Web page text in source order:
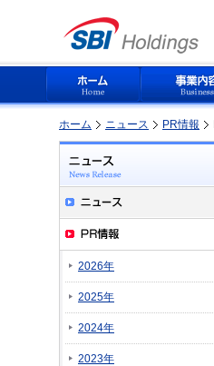
ホーム ニュース PR情報
2026年
2025年
2024年
2023年